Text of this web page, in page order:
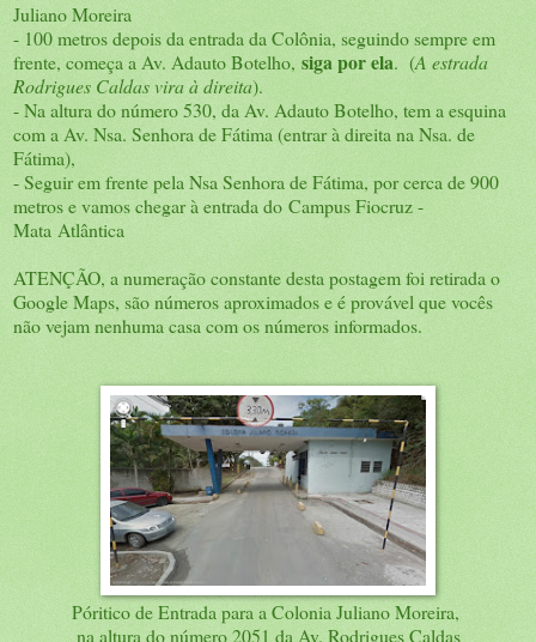
Juliano Moreira
- 100 metros depois da entrada da Colônia, seguindo sempre em
frente, começa a Av. Adauto Botelho, siga por ela. (A estrada
Rodrigues Caldas vira à direita).
- Na altura do número 530, da Av. Adauto Botelho, tem a esquina
com a Av. Nsa. Senhora de Fátima (entrar à direita na Nsa. de
Fátima),
- Seguir em frente pela Nsa Senhora de Fátima, por cerca de 900
metros e vamos chegar à entrada do Campus Fiocruz -
Mata Atlântica
ATENÇÃO, a numeração constante desta postagem foi retirada o
Google Maps, são números aproximados e é provável que vocês
não vejam nenhuma casa com os números informados.
Póritico de Entrada para a Colonia Juliano Moreira,
na altura do número 2051 da Av. Rodrigues Caldas